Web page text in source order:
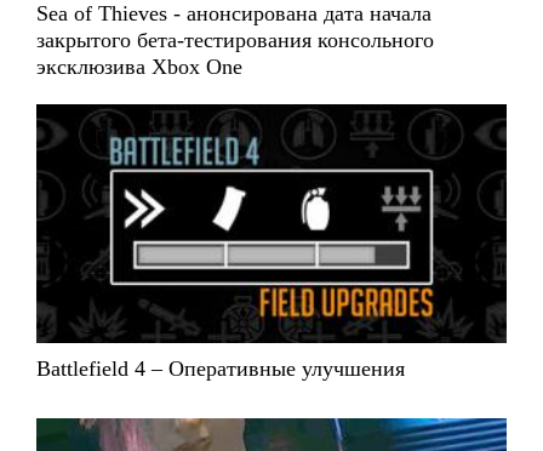
Sea of Thieves - анонсирована дата начала
закрытого бета-тестирования консольного
эксклюзива Xbox One
Battlefield 4 – Оперативные улучшения